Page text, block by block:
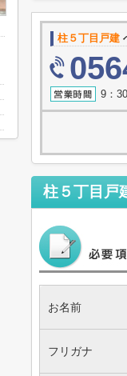
柱５丁目戸建
9：
柱５丁目戸
お名前
フリガナ